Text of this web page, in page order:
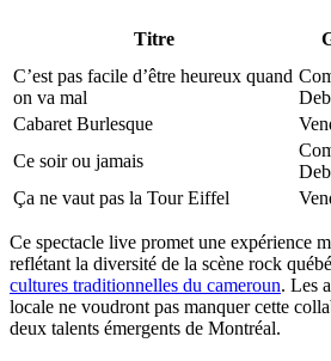
Titre
C’est pas facile d’être heureux quand
on va mal
Cabaret Burlesque
Ce soir ou jamais
Ça ne vaut pas la Tour Eiffel
Ce spectacle live promet une expérience
reflétant la diversité de la scène rock
cultures traditionnelles du cameroun. Les
locale ne voudront pas manquer cette
deux talents émergents de Montréal.